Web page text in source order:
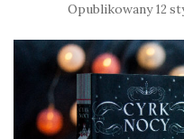
Opublikowany12